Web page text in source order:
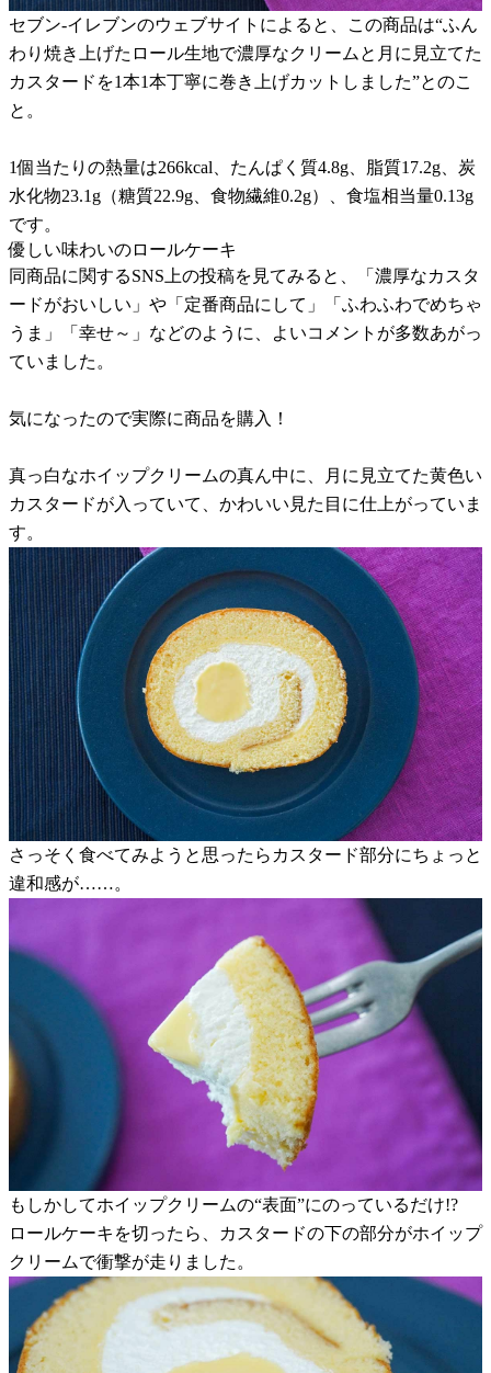
セブン-イレブンのウェブサイトによると、この商品は“ふん
わり焼き上げたロール生地で濃厚なクリームと月に見立てた
カスタードを1本1本丁寧に巻き上げカットしました”とのこ
と。
1個当たりの熱量は266kcal、たんぱく質4.8g、脂質17.2g、炭
水化物23.1g（糖質22.9g、食物繊維0.2g）、食塩相当量0.13g
です。
優しい味わいのロールケーキ
同商品に関するSNS上の投稿を見てみると、「濃厚なカスタ
ードがおいしい」や「定番商品にして」「ふわふわでめちゃ
うま」「幸せ～」などのように、よいコメントが多数あがっ
ていました。
気になったので実際に商品を購入！
真っ白なホイップクリームの真ん中に、月に見立てた黄色い
カスタードが入っていて、かわいい見た目に仕上がっていま
す。
さっそく食べてみようと思ったらカスタード部分にちょっと
違和感が……。
もしかしてホイップクリームの“表面”にのっているだけ!?
ロールケーキを切ったら、カスタードの下の部分がホイップ
クリームで衝撃が走りました。